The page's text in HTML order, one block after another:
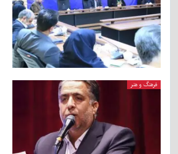
فرهنگ و هنر